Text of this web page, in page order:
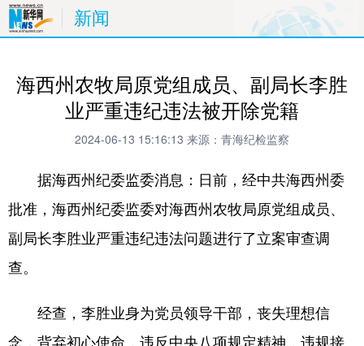
新闻
海西州农牧局原党组成员、副局长李胜
业严重违纪违法被开除党籍
2024-06-13 15:16:13 来源：青海纪检监察
据海西州纪委监委消息：日前，经中共海西州委
批准，海西州纪委监委对海西州农牧局原党组成员、
副局长李胜业严重违纪违法问题进行了立案审查调
查。
经查，李胜业身为党员领导干部，丧失理想信
念，背弃初心使命，违反中央八项规定精神，违规接